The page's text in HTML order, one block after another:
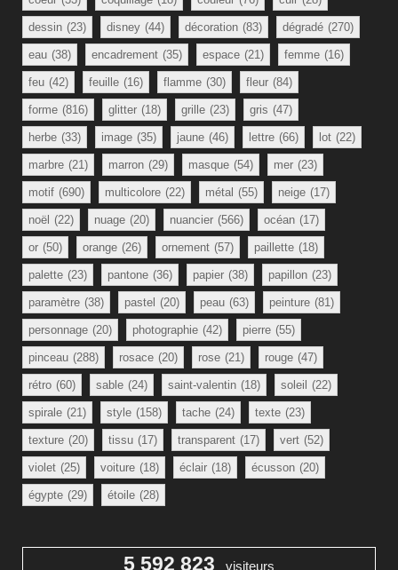
dessin (23) disney (44) décoration (83) dégradé (270)
eau (38) encadrement (35) espace (21) femme (16)
feu (42) feuille (16) flamme (30) fleur (84)
forme (816) glitter (18) grille (23) gris (47)
herbe (33) image (35) jaune (46) lettre (66) lot (22)
marbre (21) marron (29) masque (54) mer (23)
motif (690) multicolore (22) métal (55) neige (17)
noël (22) nuage (20) nuancier (566) océan (17)
or (50) orange (26) ornement (57) paillette (18)
palette (23) pantone (36) papier (38) papillon (23)
paramètre (38) pastel (20) peau (63) peinture (81)
personnage (20) photographie (42) pierre (55)
pinceau (288) rosace (20) rose (21) rouge (47)
rétro (60) sable (24) saint-valentin (18) soleil (22)
spirale (21) style (158) tache (24) texte (23)
texture (20) tissu (17) transparent (17) vert (52)
violet (25) voiture (18) éclair (18) écusson (20)
égypte (29) étoile (28)
5 592 823 visiteurs